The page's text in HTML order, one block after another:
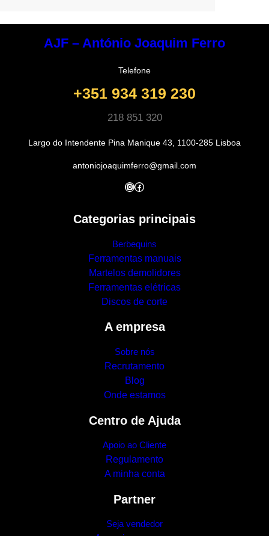
AJF – António Joaquim Ferro
Telefone
+351 934 319 230
218 851 320
Largo do Intendente Pina Manique 43, 1100-285 Lisboa
antoniojoaquimferro@gmail.com
InstagramFacebook
Categorias principais
Berbequins
Ferramentas manuais
Martelos demolidores
Ferramentas elétricas
Discos de corte
A empresa
Sobre nós
Recrutamento
Blog
Onde estamos
Centro de Ajuda
Apoio ao Cliente
Regulamento
A minha conta
Partner
Seja vendedor